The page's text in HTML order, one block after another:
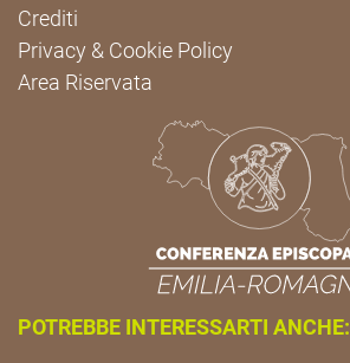
Crediti
Privacy & Cookie Policy
Area Riservata
POTREBBE INTERESSARTI ANCHE: